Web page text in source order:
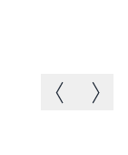
Immagine